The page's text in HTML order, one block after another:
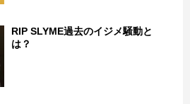
RIP SLYME過去のイジメ騒動と
は？